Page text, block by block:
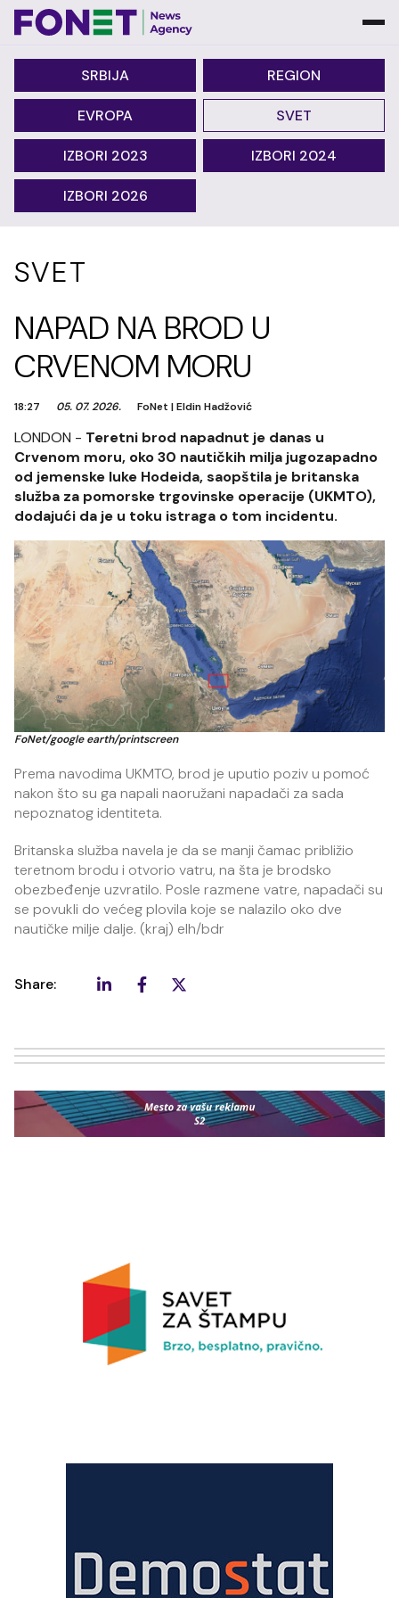
SRBIJA REGION
EVROPA SVET
IZBORI 2023 IZBORI 2024
IZBORI 2026
SVET
NAPAD NA BROD U
CRVENOM MORU
18:27 05. 07. 2026. FoNet |Eldin Hadžović
LONDON - Teretni brod napadnut je danas u
Crvenom moru, oko 30 nautičkih milja jugozapadno
od jemenske luke Hodeida, saopštila je britanska
služba za pomorske trgovinske operacije (UKMTO),
dodajući da je u toku istraga o tom incidentu.
FoNet/google earth/printscreen
Prema navodima UKMTO, brod je uputio poziv u pomoć
nakon što su ga napali naoružani napadači za sada
nepoznatog identiteta.
Britanska služba navela je da se manji čamac približio
teretnom brodu i otvorio vatru, na šta je brodsko
obezbeđenje uzvratilo. Posle razmene vatre, napadači su
se povukli do većeg plovila koje se nalazilo oko dve
nautičke milje dalje. (kraj) elh/bdr
Share: